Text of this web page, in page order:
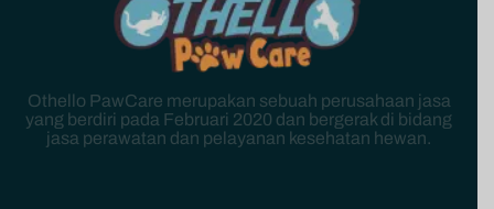
Othello PawCare merupakan sebuah perusahaan jasa
yang berdiri pada Februari 2020 dan bergerak di bidang
jasa perawatan dan pelayanan kesehatan hewan.